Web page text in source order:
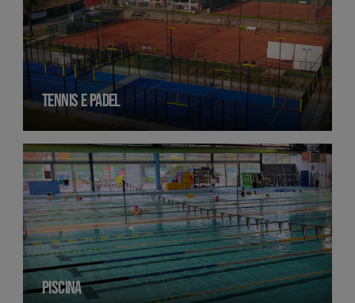
TENNIS E PADEL
PISCINA